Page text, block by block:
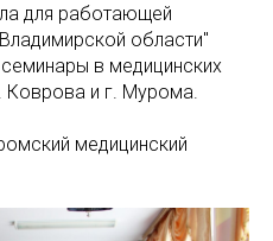
для работающей
области"
в медицинских
Коврова и г. Мурома.
медицинский